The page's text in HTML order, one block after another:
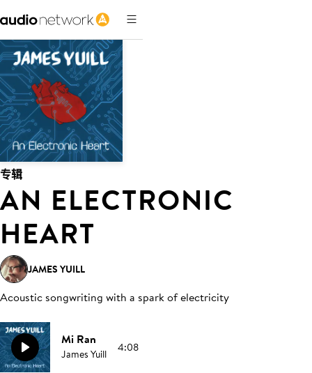
专辑
AN ELECTRONIC
HEART
JAMES YUILL
Acoustic songwriting with a spark of electricity
Mi Ran
James Yuill 4:08